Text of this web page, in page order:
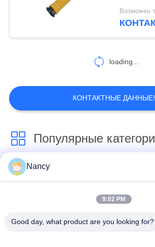
мешки с
фильтрами
пылесборник
Chemical
Bag
Возможен
loading...
КОНТАКТНЫЕ ДАННЫЕ!
Популярные
Мешочные фильтры
для пылесборника
Цедильный мешок
Nancy
9:02 PM
Good day, what product are you looking for?